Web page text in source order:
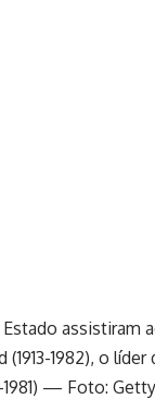
assistiram
1982), o
1981) — Foto: